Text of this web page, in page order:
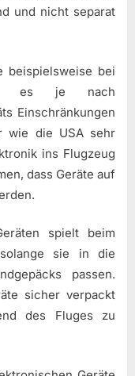
und nicht separat
beispielsweise bei
es je nach
Einschränkungen
wie die USA sehr
ins Flugzeug
dass Geräte auf
spielt beim
sie in die
passen.
sicher verpackt
des Fluges zu